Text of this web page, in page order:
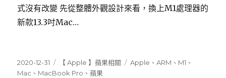
式沒有改變 先從整體外觀設計來看，換上M1處理器的
新款13.3吋Mac…
發
佈
2020-12-31
分
類
【 Apple 】蘋果相關
標
Apple 、ARM 、 M1 、
Mac 、 MacBook Pro 、蘋果